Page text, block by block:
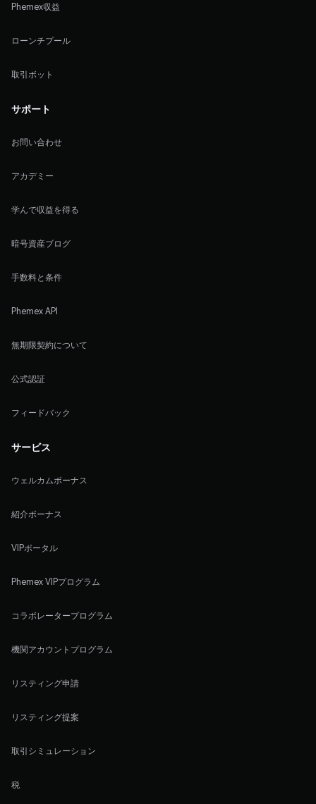
Phemex収益
ローンチプール
取引ボット
サポート
お問い合わせ
アカデミー
学んで収益を得る
暗号資産ブログ
手数料と条件
Phemex API
無期限契約について
公式認証
フィードバック
サービス
ウェルカムボーナス
紹介ボーナス
VIPポータル
Phemex VIPプログラム
コラボレータープログラム
機関アカウントプログラム
リスティング申請
リスティング提案
取引シミュレーション
税